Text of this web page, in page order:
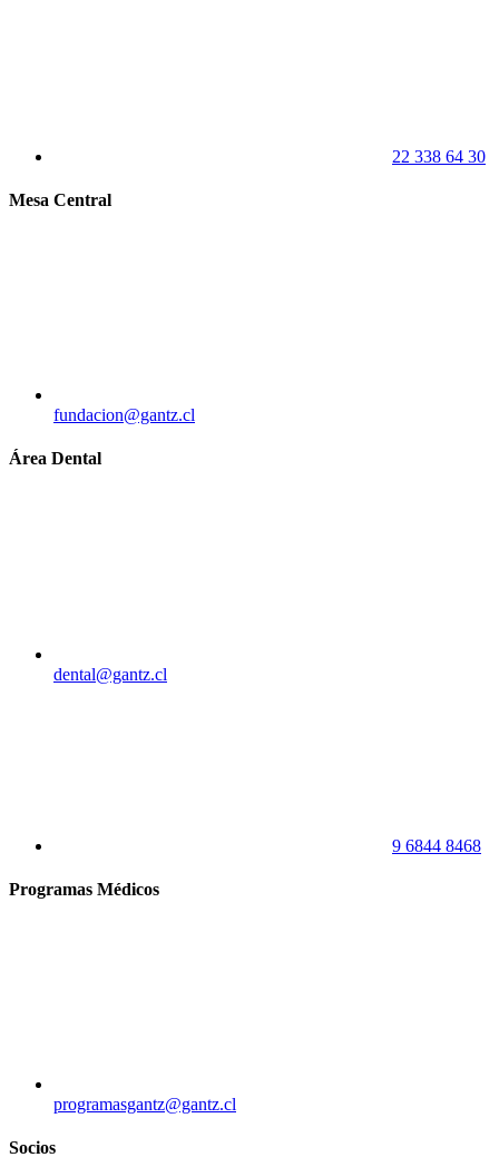
22 338 64 30
Mesa Central
fundacion@gantz.cl
Área Dental
dental@gantz.cl
9 6844 8468
Programas Médicos
programasgantz@gantz.cl
Socios